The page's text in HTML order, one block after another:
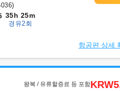
)
35h 25m
경유2회
항공편 상세
왕복 / 유류할증료 등 포함